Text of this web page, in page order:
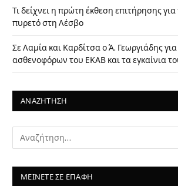
Τι δείχνει η πρώτη έκθεση επιτήρησης
πυρετό στη Λέσβο
Σε Λαμία και Καρδίτσα ο Ά. Γεωργιάδης
ασθενοφόρων του ΕΚΑΒ και τα εγκαίνια
ΑΝΑΖΗΤΗΣΗ
ΜΕΙΝΕΤΕ ΣΕ ΕΠΑΦΗ